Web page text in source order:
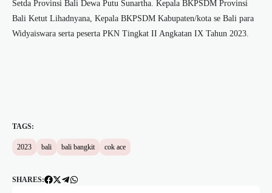
Setda Provinsi Bali Dewa Putu Sunartha. Kepala BKPSDM Provinsi
Bali Ketut Lihadnyana, Kepala BKPSDM Kabupaten/kota se Bali para
Widyaiswara serta peserta PKN Tingkat II Angkatan IX Tahun 2023.
TAGS:
2023 bali bali bangkit cok ace
SHARES: